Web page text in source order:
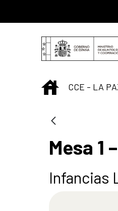
INICIO
CCE - LA
Mesa 1
Infancias